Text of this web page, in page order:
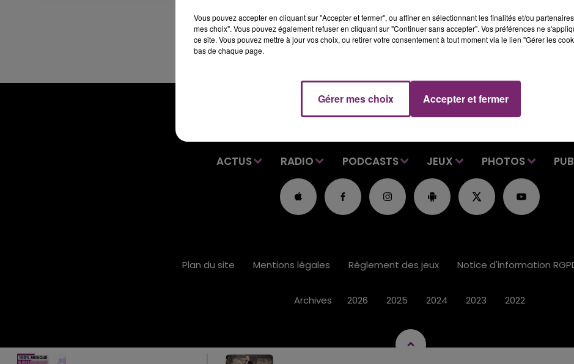
ACTUS RADIO PODCASTS JEUX PHOTOS
Plan du site Mentions légales Règlement des jeux Notice d'information
Archives 2026 2025 2024 2023 2022
Vous pouvez accepter en cliquant sur "Accepter et fermer", ou affiner en sélectionnant les finalités et/ou
mes choix". Vous pouvez également refuser en cliquant sur "Continuer sans accepter". Vos préférences ne
ce site. Vous pouvez mettre à jour vos choix, ou retirer votre consentement à tout moment via le lien "Gérer les
bas de chaque page.
Gérer mes choix Accepter et fermer